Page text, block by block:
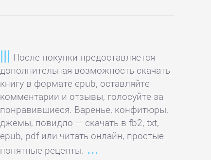
После покупки предоставляется
дополнительная возможность скачать
книгу в формате epub, оставляйте
комментарии и отзывы, голосуйте за
понравившиеся. Варенье, конфитюры,
джемы, повидло — скачать в fb2, txt,
epub, pdf или читать онлайн, простые
понятные рецепты.